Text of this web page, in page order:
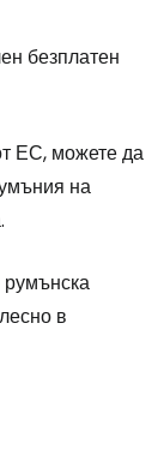
безплатен
ЕС, можете да
на
румънска
в